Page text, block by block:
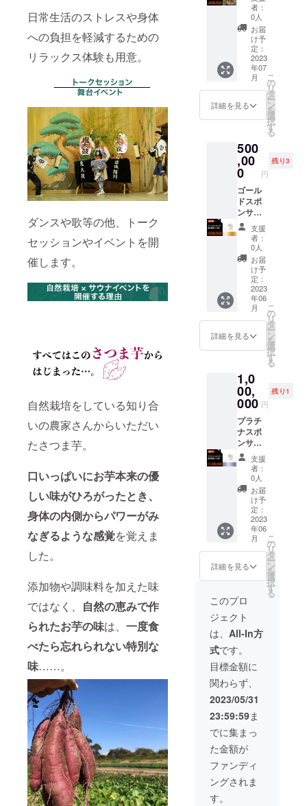
日常生活のストレスや身体
への負担を軽減するための
リラックス体験も用意。
ダンスや歌等の他、トーク
セッションやイベントを開
催します。
自然栽培をしている知り合
いの農家さんからいただい
たさつま芋。
口いっぱいにお芋本来の優
しい味がひろがったとき、
身体の内側からパワーがみ
なぎるような感覚を覚えま
した。
添加物や調味料を加えた味
ではなく、 自然の恵みで作
られたお芋の味は、 一度食
べたら忘れられない特別な
味……。
多摩郡
檜原村
樋里
9031
http://w
ww.kita
akigaw
a-
qkamur
ととも
にこち
らの券
させて
いただ
きま
す。 原
大一志
の自己
紹介は
LPに 時
間に
よって
は複数
の方と
サウナ
に入る
状況に
よって
はVIPな
緒にサ
ウナと
入れる
チャン
スがあ
るか
も、、
も食べ
られる
数少な
い米品
種のひ
とつで
す。 お
米は佐
渡島で
採れた
正時
代、神
力・愛
国・亀
の尾は
日本水
稲優良
三大品
種でし
た。 亀
の尾は
現代の
優良品
種であ
るササ
ニシ
キ、コ
シヒカ
きたこ
まち等
の交配
親で
す。 国
では亀
の尾の
原種栽
培管理
を放棄
してい
るの
で、亀
の尾を
原材料
とした
日本酒
を作っ
や、一
家が自
家採種
して種
子を繋
いでい
ます。
※原材料
及び添
の食品
表示は
お届け
商品の
ラベル
に表記
されま
種のテ
ントサ
ウナの
入り比
べ ・15
名のア
ウフ
ギー
サーに
よるア
ウフ
水風呂
の川へ
ダイブ
・整体
・ヒー
リング
サウナ
（シン
ギング
ボール
の奏で
る音に
よる癒
し体
験） ・
漫才サ
ウナ 日
時：
2023年
20時予
定 場
所：北
秋川自
然休暇
村
190-
0205 東
京都 西
多摩郡
檜原村
樋里
9031
http://w
ww.kita
akigaw
a-
qkamur
a.jp/
※20人限
定。 ※
交通費
は支援
者負担
になり
ます。
※【飲み
放題】
20歳未
満の方
はソフ
トドリ
ンクに
なりま
す。
ロモー
ション
動画作
りま
す！ ●
農家さ
んのPR
動画制
作しま
す！ 農
家さん
人柄、
商品の
ブラン
ド力、
地域性
の魅力
をまと
めたPR
動画を
制作致
しま
す。 営
業やPR
活動、
SNS発
信など
様々な
シーン
で使っ
YouTub
e動画
UPまた
は、
データ
をお渡
ししま
す。 お
打ち合
わせに
関して
は基本
zoomで
させて
頂きま
すが、
場所に
よって
は対面
ち合わ
せさせ
て頂き
ます。
※台本制
作、撮
影、編
集込み
※動画自
体は5分
前後を
予定し
ており
ます。
※宿泊
費、交
通費は
別途に
者：
0人
お届
け予
定：
2023
年07
月
詳細を見る
こ
の
リ
タ
ー
ン
を
選
択
す
る
500
,00
0 円
残り3
ゴール
ドスポ
ンサー
権利獲
得 1年
業のロ
ゴ&ご紹
介文を1
年間HP
に掲載
させて
いただ
きま
す。 ●7
月9日イ
でのご
紹介い
たしま
す。
【イベ
ント詳
細】 日
時：
2023年
7月9日
10時〜
20時予
定 場
所：北
秋川自
然休暇
村
190-
0205 東
京都 西
多摩郡
檜原村
樋里
9031
http://w
ww.kita
akigaw
a-
qkamur
a.jp/ ※交
通費は
支援者
負担に
なりま
す。
【1年間
支援
者：
0人
お届
け予
定：
2023
年06
月
詳細を見る
こ
の
リ
タ
ー
ン
を
選
択
す
る
1,0
00,
000 円
残り1
プラチ
ナスポ
ンサー
権利獲
得 3年
業のロ
ゴ&ご紹
介文を3
年間HP
に掲載
させて
いただ
きま
す。 ●7
月9日イ
ベント
でのご
紹介い
たしま
す。
【イベ
ント詳
細】 日
時：
2023年
7月9日
10時〜
20時予
定 場
所：北
秋川自
然休暇
村
支援
者：
0人
お届
け予
定：
2023
年06
月
詳細を見る
こ
の
リ
タ
ー
ン
を
選
択
す
る
このプロ
ジェクト
は、 All-In方
式です。
目標金額に
関わらず、
2023/05/31
23:59:59ま
でに集まっ
た金額が
ファンディ
ングされま
す。